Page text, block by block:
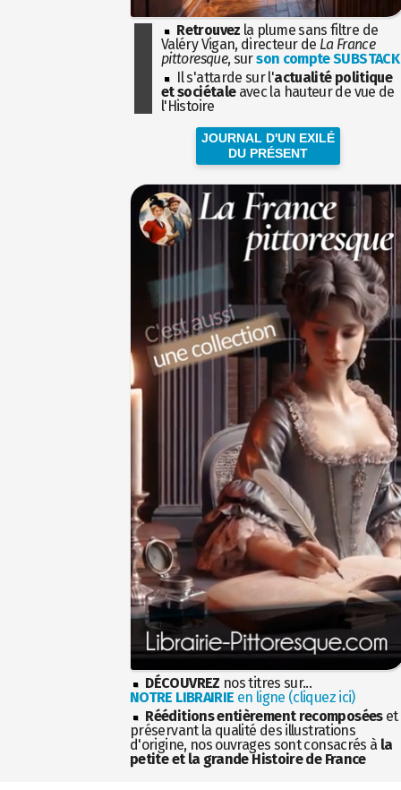
Retrouvez la plume sans filtre de
Valéry Vigan, directeur de La France
pittoresque, surson compte SUBSTACK
Il s'attarde sur l'actualité politique
et sociétaleavec la hauteur de vue de
l'Histoire
JOURNAL D'UN EXILÉ
DU PRÉSENT
DÉCOUVREZ nos titres sur...
NOTRE LIBRAIRIE en ligne (cliquez ici)
Rééditions entièrement recomposéeset
préservant la qualité des illustrations
d'origine, nos ouvrages sont consacrés à la
petite et la grande Histoire de France